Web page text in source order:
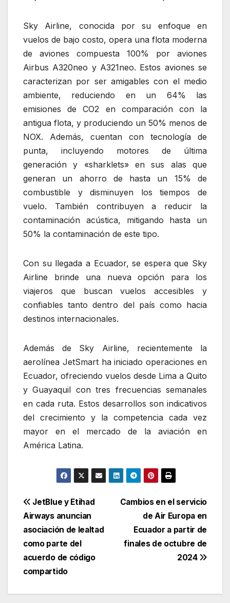
Sky Airline, conocida por su enfoque en
vuelos de bajo costo, opera una flota moderna
de aviones compuesta 100% por aviones
Airbus A320neo y A321neo. Estos aviones se
caracterizan por ser amigables con el medio
ambiente, reduciendo en un 64% las
emisiones de CO2 en comparación con la
antigua flota, y produciendo un 50% menos de
NOX. Además, cuentan con tecnología de
punta, incluyendo motores de última
generación y «sharklets» en sus alas que
generan un ahorro de hasta un 15% de
combustible y disminuyen los tiempos de
vuelo. También contribuyen a reducir la
contaminación acústica, mitigando hasta un
50% la contaminación de este tipo.
Con su llegada a Ecuador, se espera que Sky
Airline brinde una nueva opción para los
viajeros que buscan vuelos accesibles y
confiables tanto dentro del país como hacia
destinos internacionales.
Además de Sky Airline, recientemente la
aerolínea JetSmart ha iniciado operaciones en
Ecuador, ofreciendo vuelos desde Lima a Quito
y Guayaquil con tres frecuencias semanales
en cada ruta. Estos desarrollos son indicativos
del crecimiento y la competencia cada vez
mayor en el mercado de la aviación en
América Latina.
Navegación
de
entradas
Cambios en el servicio
de Air Europa en
Ecuador a partir de
finales de octubre de
2024
JetBlue y Etihad
Airways anuncian
asociación de lealtad
como parte del
acuerdo de código
compartido